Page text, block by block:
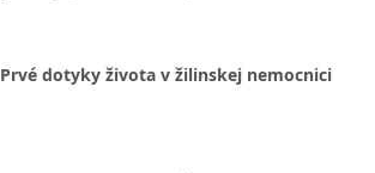
Prvé dotyky života v žilinskej nemocnici